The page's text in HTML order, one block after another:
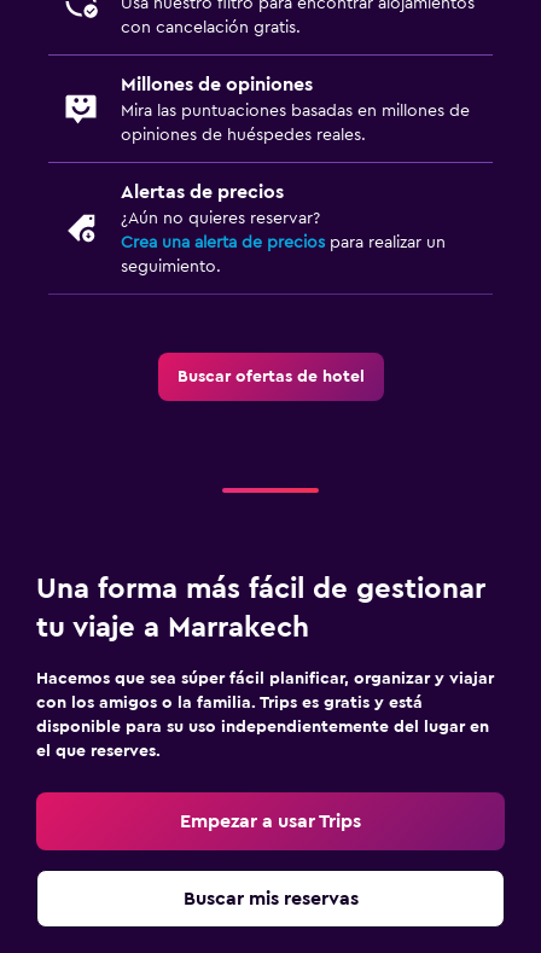
con cancelación gratis.
Millones de opiniones
Mira las puntuaciones basadas en millones de
opiniones de huéspedes reales.
Alertas de precios
¿Aún no quieres reservar?
Crea una alerta de precios para realizar un
seguimiento.
Buscar ofertas de hotel
Una forma más fácil de gestionar
tu viaje a Marrakech
Hacemos que sea súper fácil planificar, organizar y viajar
con los amigos o la familia. Trips es gratis y está
disponible para su uso independientemente del lugar en
el que reserves.
Empezar a usar Trips
Buscar mis reservas